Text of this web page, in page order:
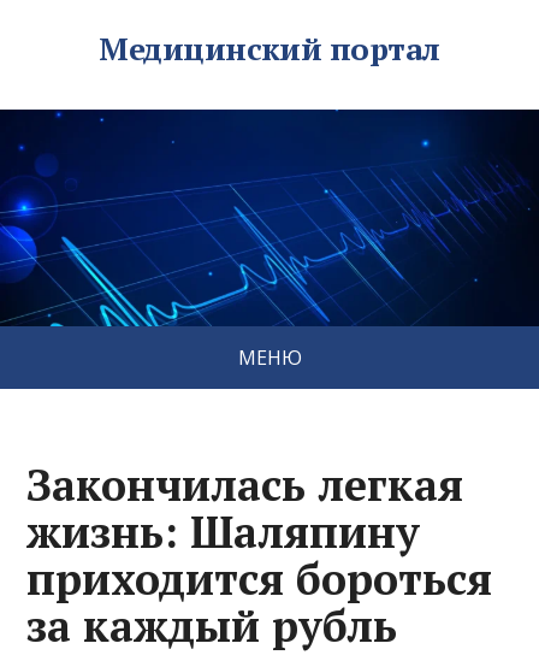
Медицинский портал
МЕНЮ
Закончилась легкая
жизнь: Шаляпину
приходится бороться
за каждый рубль